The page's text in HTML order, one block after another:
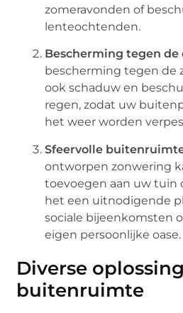
zomeravonden of
lenteochtenden.
Bescherming tegen de
bescherming tegen de
ook schaduw en
regen, zodat uw
het weer worden
Sfeervolle
ontworpen zonwering
toevoegen aan uw tuin
het een uitnodigende
sociale bijeenkomsten
eigen persoonlijke oase.
Diverse
buitenruimte